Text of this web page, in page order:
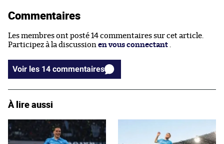
Commentaires
Les membres ont posté 14 commentaires sur cet article.
Participez à la discussion en vous connectant
Voir les 14 commentaires
À lire aussi